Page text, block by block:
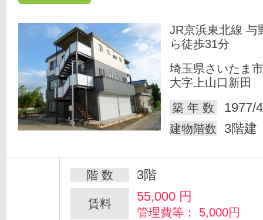
JR京浜東北線 与
ら徒歩31分
埼玉県さいたま
大字上山口新田
築 年 数
1977/
建物階数 3階建
階 数 3階
賃料 55,000 円
管理費等： 5,000円